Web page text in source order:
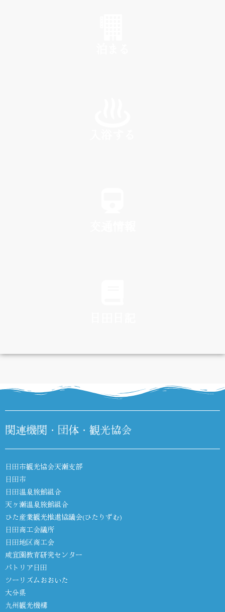
DIARY
関連機関・団体・観光協会
日田市観光協会天瀬支部
日田市
日田温泉旅館組合
天ヶ瀬温泉旅館組合
ひた産業観光推進協議会(ひたりずむ)
日田商工会議所
日田地区商工会
咸宜園教育研究センター
パトリア日田
ツーリズムおおいた
大分県
九州観光機構